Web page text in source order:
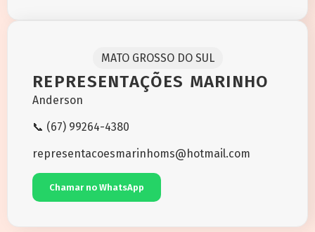
MATO GROSSO DO SUL
REPRESENTAÇÕES MARINHO
Anderson
📞 (67) 99264-4380
representacoesmarinhoms@hotmail.com
Chamar no WhatsApp